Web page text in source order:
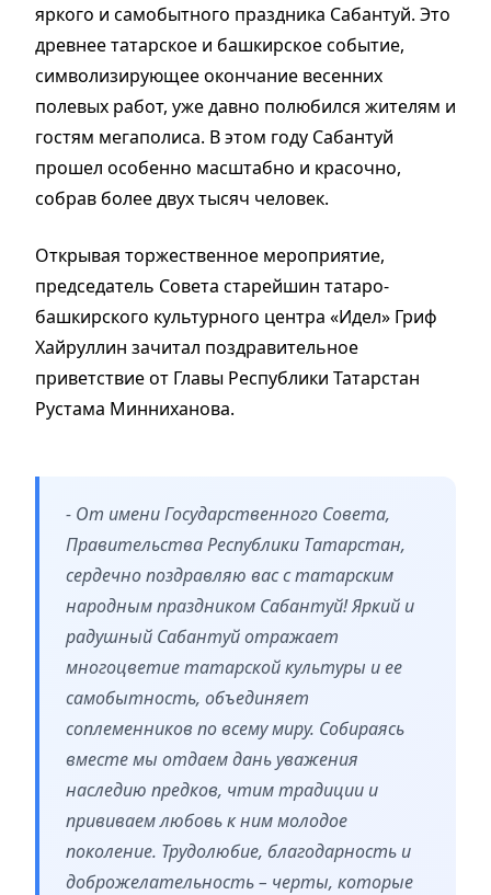
яркого и самобытного праздника Сабантуй. Это
древнее татарское и башкирское событие,
символизирующее окончание весенних
полевых работ, уже давно полюбился жителям и
гостям мегаполиса. В этом году Сабантуй
прошел особенно масштабно и красочно,
собрав более двух тысяч человек.
Открывая торжественное мероприятие,
председатель Совета старейшин татаро-
башкирского культурного центра «Идел» Гриф
Хайруллин зачитал поздравительное
приветствие от Главы Республики Татарстан
Рустама Минниханова.
- От имени Государственного Совета,
Правительства Республики Татарстан,
сердечно поздравляю вас с татарским
народным праздником Сабантуй! Яркий и
радушный Сабантуй отражает
многоцветие татарской культуры и ее
самобытность, объединяет
соплеменников по всему миру. Собираясь
вместе мы отдаем дань уважения
наследию предков, чтим традиции и
прививаем любовь к ним молодое
поколение. Трудолюбие, благодарность и
доброжелательность – черты, которые